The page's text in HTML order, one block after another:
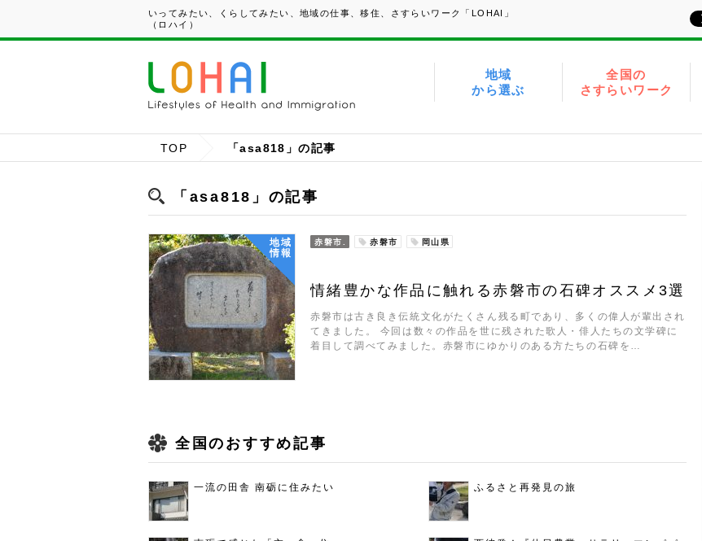
いってみたい、くらしてみたい、地域の仕事、移住、さすらいワーク「LOHAI」
（ロハイ）
地域
から選ぶ
全国の
さすらいワーク
TOP 「asa818」の記事
「asa818」の記事
地域
情報
赤磐市. 赤磐市 岡山県
情緒豊かな作品に触れる赤磐市の石碑オススメ3選
赤磐市は古き良き伝統文化がたくさん残る町であり、多くの偉人が輩出され
てきました。 今回は数々の作品を世に残された歌人・俳人たちの文学碑に
着目して調べてみました。赤磐市にゆかりのある方たちの石碑を…
全国のおすすめ記事
一流の田舎 南砺に住みたい ふるさと再発見の旅